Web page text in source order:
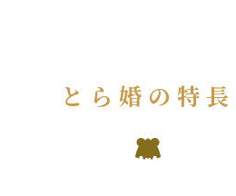
とら婚の特長